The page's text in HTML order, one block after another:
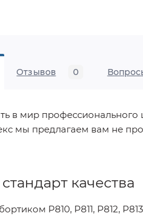
Отзывов 0
в мир профессионального
мы предлагаем вам не
качества
P810, P811, P812,